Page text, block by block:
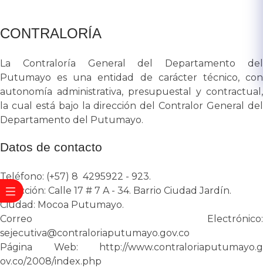
CONTRALORÍA
La Contraloría General del Departamento del
Putumayo es una entidad de carácter técnico, con
autonomía administrativa, presupuestal y contractual,
la cual está bajo la dirección del Contralor General del
Departamento del Putumayo.
Datos de contacto
Teléfono: (+57) 8 4295922 - 923​.
Dirección: Calle 17 # 7 A - 34. Barrio Ciudad Jardí​n.
Ciudad: Mocoa Putumayo.
Correo Electrónico:
sejecutiva@contraloriaputumayo.gov.co
Página Web:
http://www.contraloriaputumayo.g​
ov.co/2008/index.php​​